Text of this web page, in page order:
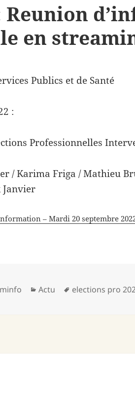
Reunion
en
Publics et de Santé
:
Professionnelles
/ Karima Friga / Mathieu
– Mardi 20 septembre
Catégories
Actu
Mots-
elections pro